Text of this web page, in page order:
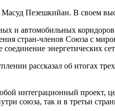
Пезешкийан. В своем
и автомобильных
стран-членов Союза с
энергетических
рассказал об итогах
интеграционный
союза, так и в третьи